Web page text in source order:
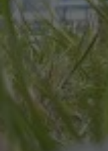
JULI 8, 2026
UNSER
2026